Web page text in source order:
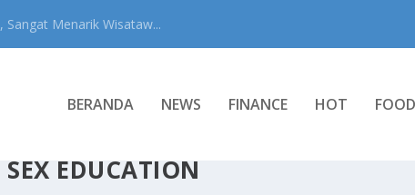
Sangat Menarik Wisataw...
BERANDA NEWS FINANCE HOT FOOD
EDUCATION